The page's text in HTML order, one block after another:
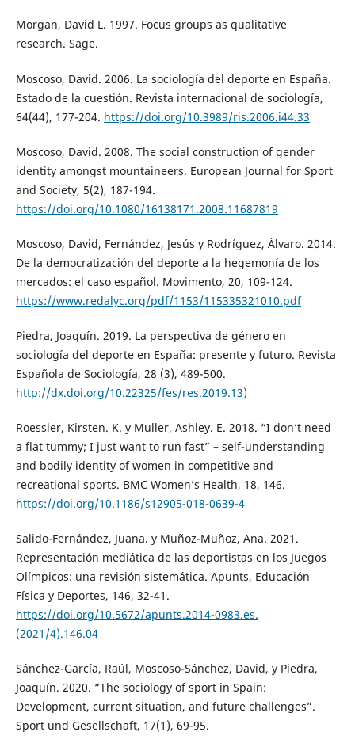
Morgan, David L. 1997. Focus groups as qualitative
research. Sage.
Moscoso, David. 2006. La sociología del deporte en España.
Estado de la cuestión. Revista internacional de sociología,
64(44), 177-204. https://doi.org/10.3989/ris.2006.i44.33
Moscoso, David. 2008. The social construction of gender
identity amongst mountaineers. European Journal for Sport
and Society, 5(2), 187-194.
https://doi.org/10.1080/16138171.2008.11687819
Moscoso, David, Fernández, Jesús y Rodríguez, Álvaro. 2014.
De la democratización del deporte a la hegemonía de los
mercados: el caso español. Movimento, 20, 109-124.
https://www.redalyc.org/pdf/1153/115335321010.pdf
Piedra, Joaquín. 2019. La perspectiva de género en
sociología del deporte en España: presente y futuro. Revista
Española de Sociología, 28 (3), 489-500.
http://dx.doi.org/10.22325/fes/res.2019.13)
Roessler, Kirsten. K. y Muller, Ashley. E. 2018. “I don’t need
a flat tummy; I just want to run fast” – self-understanding
and bodily identity of women in competitive and
recreational sports. BMC Women’s Health, 18, 146.
https://doi.org/10.1186/s12905-018-0639-4
Salido-Fernández, Juana. y Muñoz-Muñoz, Ana. 2021.
Representación mediática de las deportistas en los Juegos
Olímpicos: una revisión sistemática. Apunts, Educación
Física y Deportes, 146, 32-41.
https://doi.org/10.5672/apunts.2014-0983.es.
(2021/4).146.04
Sánchez-García, Raúl, Moscoso-Sánchez, David, y Piedra,
Joaquín. 2020. “The sociology of sport in Spain:
Development, current situation, and future challenges”.
Sport und Gesellschaft, 17(1), 69-95.